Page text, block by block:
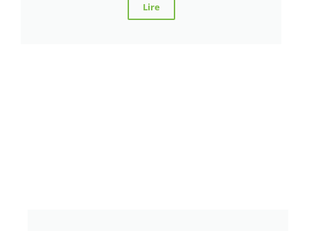
Lire